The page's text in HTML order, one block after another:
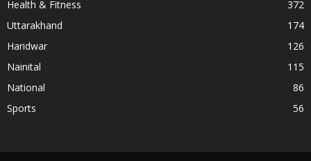
Health & Fitness
372
Uttarakhand
174
Haridwar
126
Nainital
115
National
86
Sports
56